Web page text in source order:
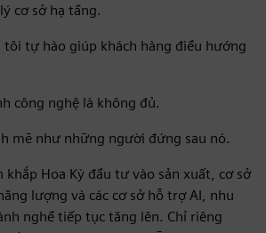
cơ sở hạ tầng.
tôi tự hào giúp khách hàng điều hướng
công nghệ là không đủ.
mẽ như những người đứng sau nó.
khắp Hoa Kỳ đầu tư vào sản xuất, cơ sở
lượng và các cơ sở hỗ trợ AI, nhu
nghề tiếp tục tăng lên. Chỉ riêng